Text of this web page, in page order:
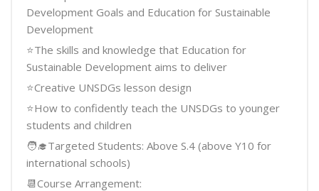
Development Goals and Education for Sustainable
Development
⭐The skills and knowledge that Education for
Sustainable Development aims to deliver
⭐Creative UNSDGs lesson design
⭐How to confidently teach the UNSDGs to younger
students and children
🧑‍🎓Targeted Students: Above S.4 (above Y10 for
international schools)
📆Course Arrangement: